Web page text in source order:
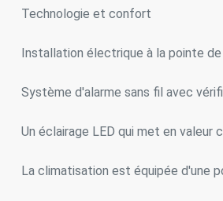
Technologie et confort
Installation électrique à la pointe
Système d'alarme sans fil avec
Un éclairage LED qui met en valeur
La climatisation est équipée d'une